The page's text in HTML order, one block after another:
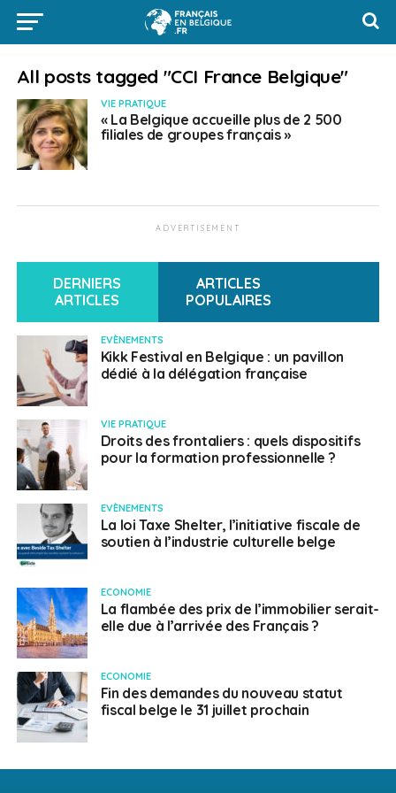
All posts tagged "CCI France Belgique"
VIE PRATIQUE
« La Belgique accueille plus de 2 500
filiales de groupes français »
ADVERTISEMENT
DERNIERS
ARTICLES
ARTICLES
POPULAIRES
EVÈNEMENTS
Kikk Festival en Belgique : un pavillon
dédié à la délégation française
VIE PRATIQUE
Droits des frontaliers : quels dispositifs
pour la formation professionnelle ?
EVÈNEMENTS
La loi Taxe Shelter, l’initiative fiscale de
soutien à l’industrie culturelle belge
ECONOMIE
La flambée des prix de l’immobilier serait-
elle due à l’arrivée des Français ?
ECONOMIE
Fin des demandes du nouveau statut
fiscal belge le 31 juillet prochain